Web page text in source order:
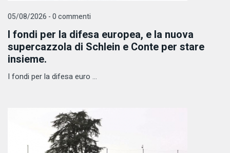
05/08/2026 - 0 commenti
I fondi per la difesa europea, e la nuova
supercazzola di Schlein e Conte per stare
insieme.
I fondi per la difesa euro ...